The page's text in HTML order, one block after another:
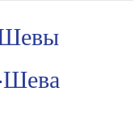
Шевы
Шева